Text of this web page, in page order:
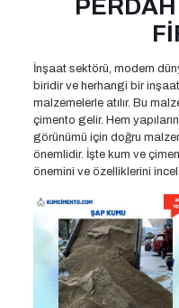
İnşaat sektörü, modern
biridir ve herhangi bir
malzemelerle atılır. Bu
çimento gelir. Hem
görünümü için doğru
önemlidir. İşte kum ve
önemini ve özelliklerini